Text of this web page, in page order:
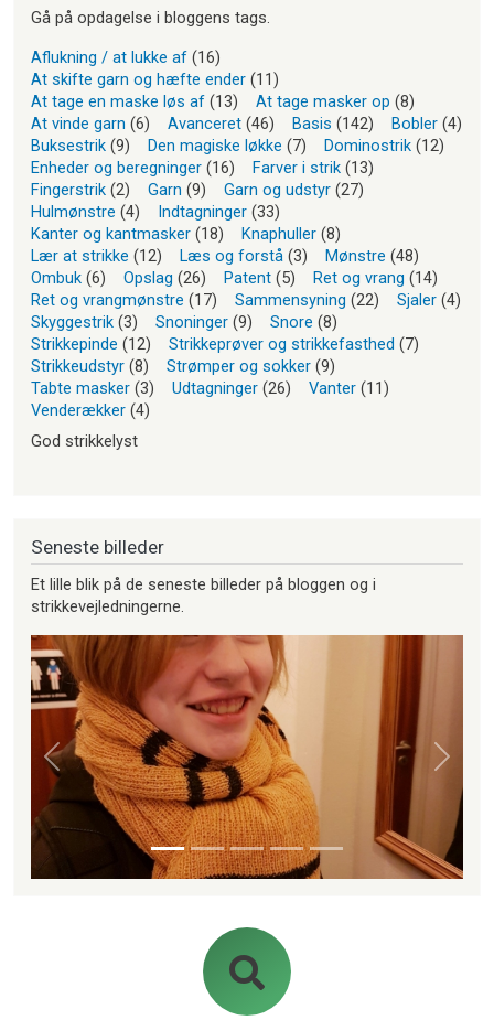
Gå på opdagelse i bloggens tags.
Aflukning / at lukke af (16)
At skifte garn og hæfte ender (11)
At tage en maske løs af (13) At tage masker op (8)
At vinde garn (6) Avanceret (46) Basis (142) Bobler (4)
Buksestrik (9) Den magiske løkke (7) Dominostrik (12)
Enheder og beregninger (16) Farver i strik (13)
Fingerstrik (2) Garn (9) Garn og udstyr (27)
Hulmønstre (4) Indtagninger (33)
Kanter og kantmasker (18) Knaphuller (8)
Lær at strikke (12) Læs og forstå (3) Mønstre (48)
Ombuk (6) Opslag (26) Patent (5) Ret og vrang (14)
Ret og vrangmønstre (17) Sammensyning (22) Sjaler (4)
Skyggestrik (3) Snoninger (9) Snore (8)
Strikkepinde (12) Strikkeprøver og strikkefasthed (7)
Strikkeudstyr (8) Strømper og sokker (9)
Tabte masker (3) Udtagninger (26) Vanter (11)
Venderækker (4)
God strikkelyst
Seneste billeder
Et lille blik på de seneste billeder på bloggen og i
strikkevejledningerne.
Forrige Næste